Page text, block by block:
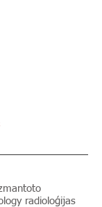
radioloģijas